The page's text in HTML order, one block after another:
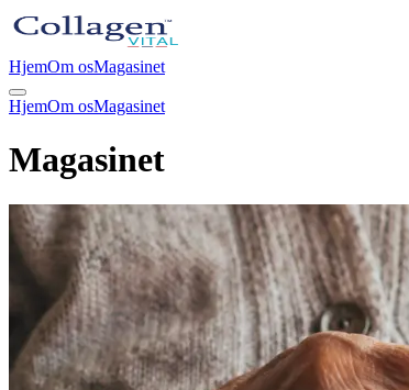
HjemOm osMagasinet
HjemOm osMagasinet
Magasinet